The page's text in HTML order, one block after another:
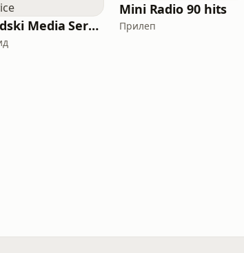
Gradski Media Service
Mini Radio 90 hits
Прилеп